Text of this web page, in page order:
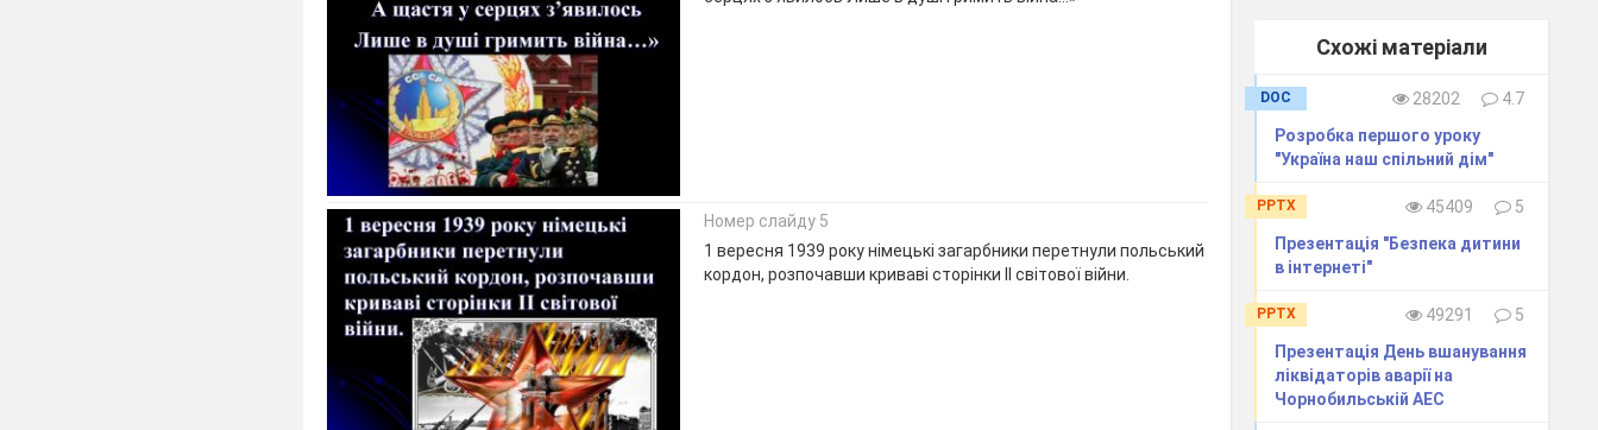
Номер слайду 5
1 вересня 1939 року німецькі загарбники перетнули польський
кордон, розпочавши криваві сторінки ІІ світової війни.
Схожі матеріали
DOC 28202
4.7
Розробка першого уроку
"Україна наш спільний дім"
PPTX 45409
5
Презентація "Безпека дитини
в інтернеті"
PPTX 49291
5
Презентація День вшанування
ліквідаторів аварії на
Чорнобильській АЕС